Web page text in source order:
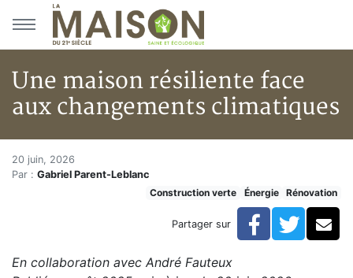
Aller au menu principal
Aller au contenu principal
Une maison résiliente face
aux changements climatiques
Accueil
Articles
Une maison résiliente face aux changements
Une maison résiliente face
20 juin, 2026
Par : Gabriel Parent-Leblanc
Construction verte
Énergie Rénovation
Partager sur Facebook
En collaboration avec André Fauteux